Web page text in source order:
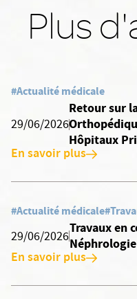
Plus
#Actualité médicale
29/06/2026
Retour sur
Hôpitaux
En savoir plus
#Actualité médicale
29/06/2026
Travaux en
En savoir plus